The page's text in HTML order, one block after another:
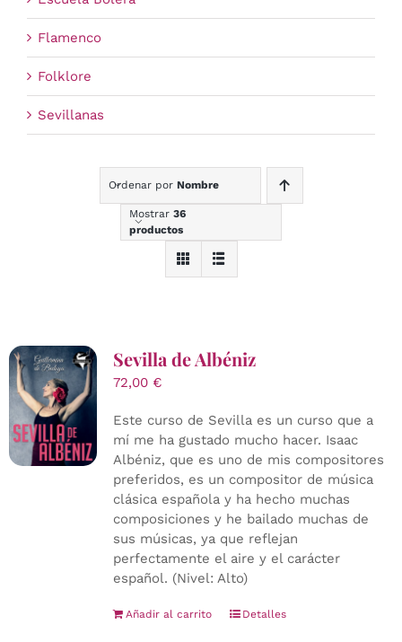
Flamenco
Folklore
Sevillanas
Ordenar por Nombre
Mostrar 36
productos
Sevilla de Albéniz
72,00 €
Este curso de Sevilla es un curso que a
mí me ha gustado mucho hacer. Isaac
Albéniz, que es uno de mis compositores
preferidos, es un compositor de música
clásica española y ha hecho muchas
composiciones y he bailado muchas de
sus músicas, ya que reflejan
perfectamente el aire y el carácter
español. (Nivel: Alto)
Añadir al carrito Detalles